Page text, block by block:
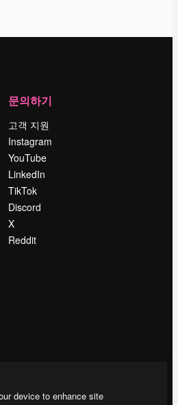
문의하기
고객 지원
Instagram
YouTube
LinkedIn
TikTok
Discord
X
Reddit
device to enhance site